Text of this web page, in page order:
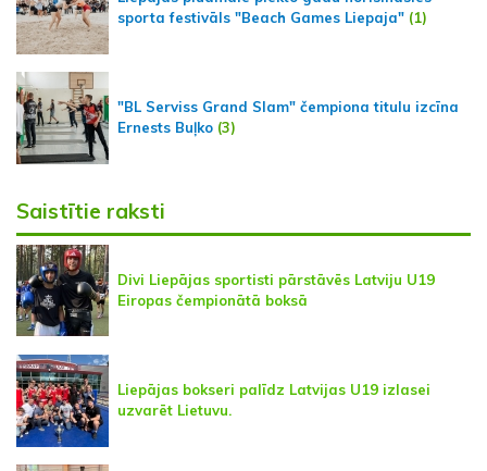
sporta festivāls "Beach Games Liepaja" (1)
"BL Serviss Grand Slam" čempiona titulu izcīna
Ernests Buļko (3)
Saistītie raksti
Divi Liepājas sportisti pārstāvēs Latviju U19
Eiropas čempionātā boksā
Liepājas bokseri palīdz Latvijas U19 izlasei
uzvarēt Lietuvu.